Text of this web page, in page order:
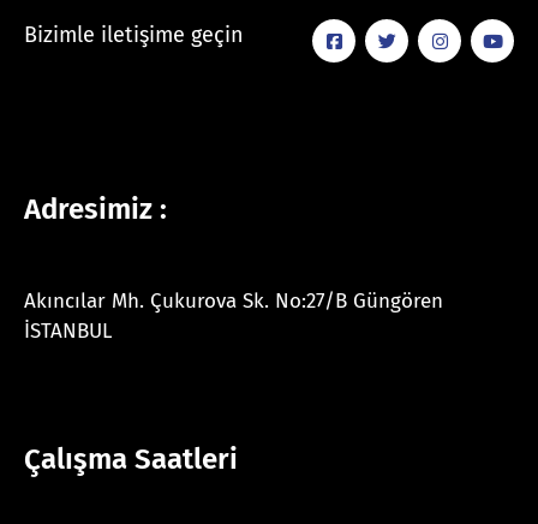
Bizimle iletişime geçin
Adresimiz :
Akıncılar Mh. Çukurova Sk. No:27/B Güngören
İSTANBUL
Çalışma Saatleri